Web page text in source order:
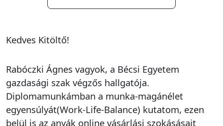
Kedves Kitöltő!
Rabóczki Ágnes vagyok, a Bécsi Egyetem
gazdasági szak végzős hallgatója.
Diplomamunkámban a munka-magánélet
egyensúlyát(Work-Life-Balance) kutatom, ezen
belül is az anyák online vásárlási szokásásait